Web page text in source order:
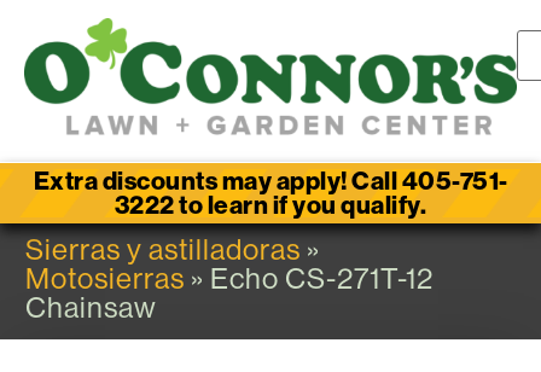
Extra discounts may apply! Call 405-751-
3222 to learn if you qualify.
Sierras y astilladoras »
Motosierras » Echo CS-271T-12
Chainsaw